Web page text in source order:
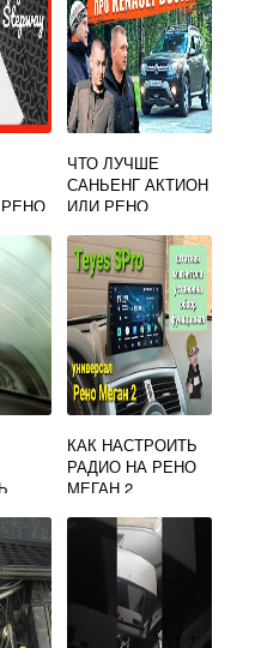
ЧТО ЛУЧШЕ
САНЬЕНГ АКТИОН
ИЛИ РЕНО
КАК НАСТРОИТЬ
РАДИО НА РЕНО
МЕГАН 2